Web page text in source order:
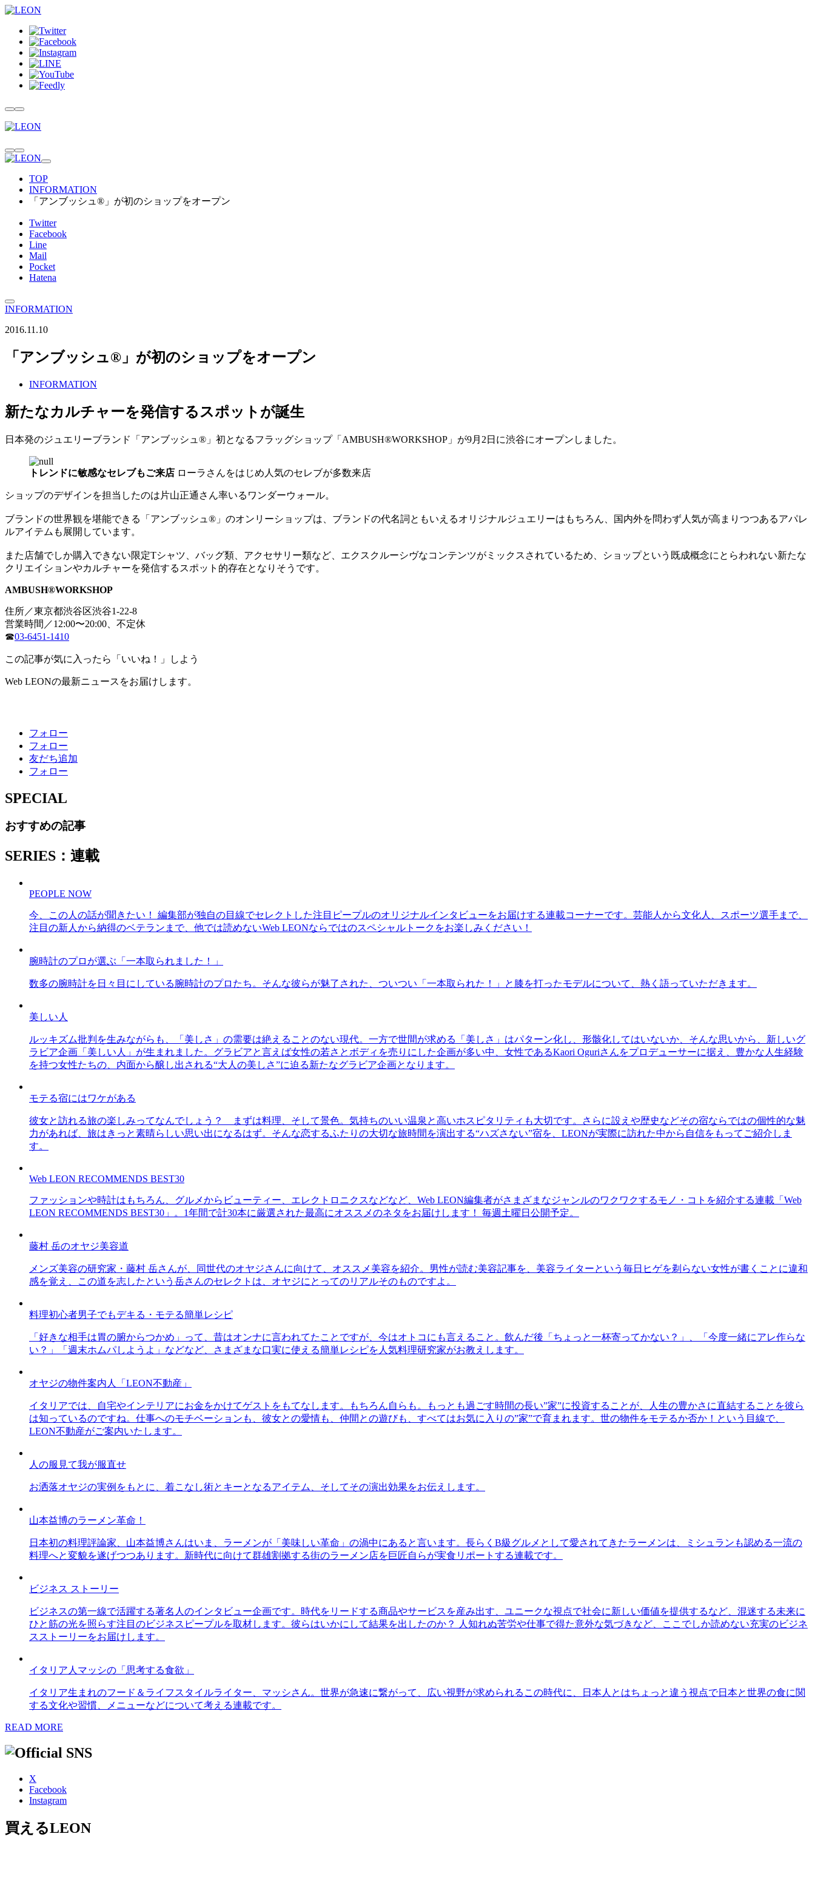
TOP
INFORMATION
「アンブッシュ®」が初のショップをオープン
Twitter
Facebook
Line
Mail
Pocket
Hatena
INFORMATION
2016.11.10
「アンブッシュ®」が初のショップをオープン
INFORMATION
新たなカルチャーを発信するスポットが誕生
日本発のジュエリーブランド「アンブッシュ®」初となるフラッグショップ「AMBUSH®WORKSHOP」が9月2日に渋谷にオープンしました。
トレンドに敏感なセレブもご来店 ローラさんをはじめ人気のセレブが多数来店
ショップのデザインを担当したのは片山正通さん率いるワンダーウォール。
ブランドの世界観を堪能できる「アンブッシュ®」のオンリーショップは、ブランドの代名詞ともいえるオリジナルジュエリーはもちろん、国内外を問わず人気が高まりつつあるアパレ
ルアイテムも展開しています。
また店舗でしか購入できない限定Tシャツ、バッグ類、アクセサリー類など、エクスクルーシヴなコンテンツがミックスされているため、ショップという既成概念にとらわれない新たな
クリエイションやカルチャーを発信するスポット的存在となりそうです。
AMBUSH®WORKSHOP
住所／東京都渋谷区渋谷1-22-8
営業時間／12:00〜20:00、不定休
☎03-6451-1410
この記事が気に入ったら「いいね！」しよう
Web LEONの最新ニュースをお届けします。
フォロー
フォロー
友だち追加
フォロー
SPECIAL
おすすめの記事
SERIES：連載
PEOPLE NOW
今、この人の話が聞きたい！ 編集部が独自の目線でセレクトした注目ピープルのオリジナルインタビューをお届けする連載コーナーです。芸能人から文化人、スポーツ選手まで、
注目の新人から納得のベテランまで、他では読めないWeb LEONならではのスペシャルトークをお楽しみください！
腕時計のプロが選ぶ「一本取られました！」
数多の腕時計を日々目にしている腕時計のプロたち。そんな彼らが魅了された、ついつい「一本取られた！」と膝を打ったモデルについて、熱く語っていただきます。
美しい人
ルッキズム批判を生みながらも、「美しさ」の需要は絶えることのない現代。一方で世間が求める「美しさ」はパターン化し、形骸化してはいないか、そんな思いから、新しいグ
ラビア企画「美しい人」が生まれました。グラビアと言えば女性の若さとボディを売りにした企画が多い中、女性であるKaori Oguriさんをプロデューサーに据え、豊かな人生経験
を持つ女性たちの、内面から醸し出される“大人の美しさ”に迫る新たなグラビア企画となります。
モテる宿にはワケがある
彼女と訪れる旅の楽しみってなんでしょう？ まずは料理、そして景色。気持ちのいい温泉と高いホスピタリティも大切です。さらに設えや歴史などその宿ならではの個性的な魅
力があれば、旅はきっと素晴らしい思い出になるはず。そんな恋するふたりの大切な旅時間を演出する“ハズさない”宿を、LEONが実際に訪れた中から自信をもってご紹介しま
す。
Web LEON RECOMMENDS BEST30
ファッションや時計はもちろん、グルメからビューティー、エレクトロニクスなどなど、Web LEON編集者がさまざまなジャンルのワクワクするモノ・コトを紹介する連載「Web
LEON RECOMMENDS BEST30」。1年間で計30本に厳選された最高にオススメのネタをお届けします！ 毎週土曜日公開予定。
藤村 岳のオヤジ美容道
メンズ美容の研究家・藤村 岳さんが、同世代のオヤジさんに向けて、オススメ美容を紹介。男性が読む美容記事を、美容ライターという毎日ヒゲを剃らない女性が書くことに違和
感を覚え、この道を志したという岳さんのセレクトは、オヤジにとってのリアルそのものですよ。
料理初心者男子でもデキる・モテる簡単レシピ
「好きな相手は胃の腑からつかめ」って、昔はオンナに言われてたことですが、今はオトコにも言えること。飲んだ後「ちょっと一杯寄ってかない？」、「今度一緒にアレ作らな
い？」「週末ホムパしようよ」などなど、さまざまな口実に使える簡単レシピを人気料理研究家がお教えします。
オヤジの物件案内人「LEON不動産」
イタリアでは、自宅やインテリアにお金をかけてゲストをもてなします。もちろん自らも。もっとも過ごす時間の長い”家”に投資することが、人生の豊かさに直結することを彼ら
は知っているのですね。仕事へのモチベーションも、彼女との愛情も、仲間との遊びも、すべてはお気に入りの”家”で育まれます。世の物件をモテるか否か！という目線で、
LEON不動産がご案内いたします。
人の服見て我が服直せ
お洒落オヤジの実例をもとに、着こなし術とキーとなるアイテム、そしてその演出効果をお伝えします。
山本益博のラーメン革命！
日本初の料理評論家、山本益博さんはいま、ラーメンが「美味しい革命」の渦中にあると言います。長らくB級グルメとして愛されてきたラーメンは、ミシュランも認める一流の
料理へと変貌を遂げつつあります。新時代に向けて群雄割拠する街のラーメン店を巨匠自らが実食リポートする連載です。
ビジネス ストーリー
ビジネスの第一線で活躍する著名人のインタビュー企画です。時代をリードする商品やサービスを産み出す、ユニークな視点で社会に新しい価値を提供するなど、混迷する未来に
ひと筋の光を照らす注目のビジネスピープルを取材します。彼らはいかにして結果を出したのか？ 人知れぬ苦労や仕事で得た意外な気づきなど、ここでしか読めない充実のビジネ
スストーリーをお届けします。
イタリア人マッシの「思考する食欲」
イタリア生まれのフード＆ライフスタイルライター、マッシさん。世界が急速に繋がって、広い視野が求められるこの時代に、日本人とはちょっと違う視点で日本と世界の食に関
する文化や習慣、メニューなどについて考える連載です。
READ MORE
X
Facebook
Instagram
買えるLEON